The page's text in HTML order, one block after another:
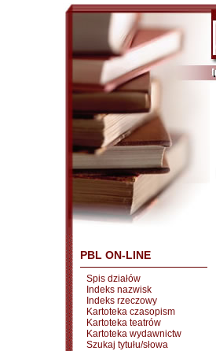
PBL ON-LINE
Spis działów
Indeks nazwisk
Indeks rzeczowy
Kartoteka czasopism
Kartoteka teatrów
Kartoteka wydawnictw
Szukaj tytułu/słowa